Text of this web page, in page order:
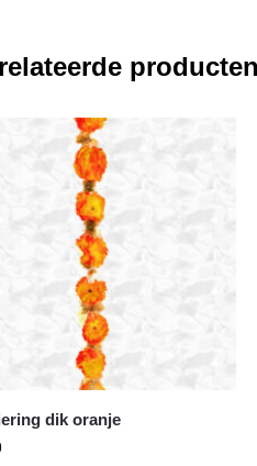
producten
dik oranje